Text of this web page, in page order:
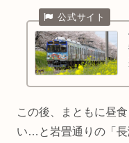
この後、まともに昼
い…と岩畳通りの「長